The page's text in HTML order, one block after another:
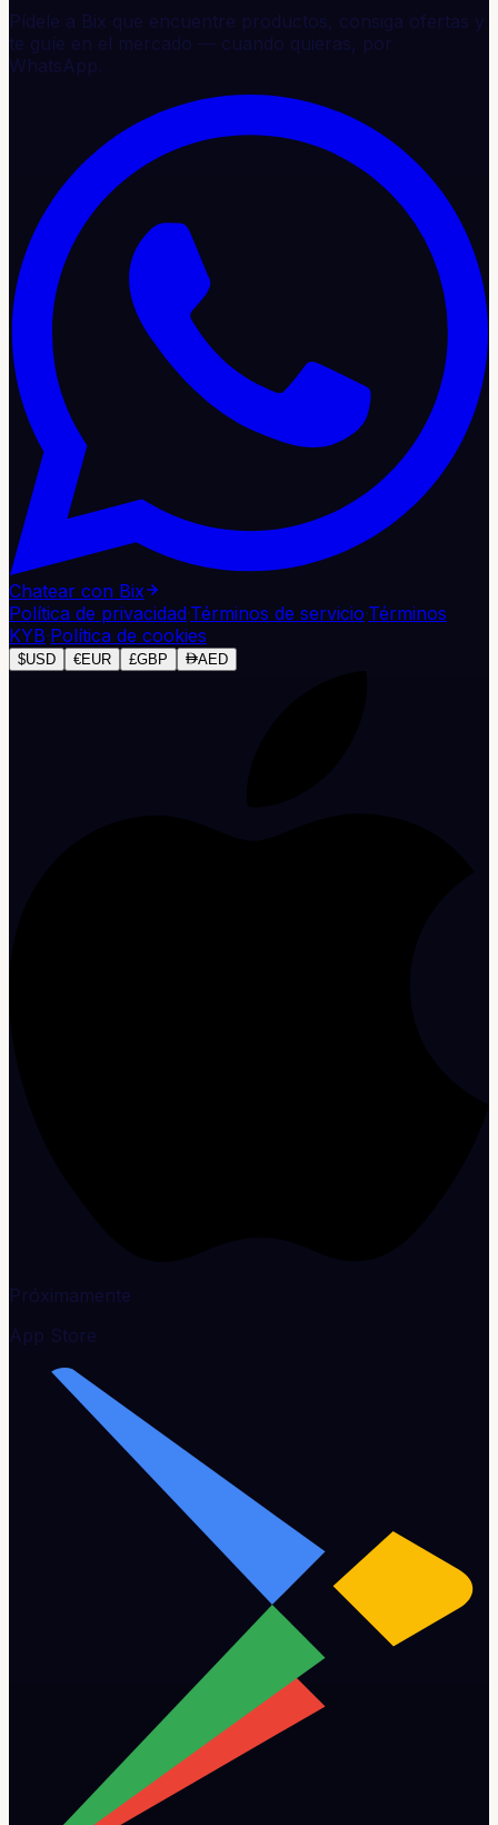
Pídele a Bix que encuentre productos, consiga ofertas y
te guíe en el mercado — cuando quieras, por
WhatsApp.
Chatear con Bix
Política de privacidad·Términos de servicio·Términos
KYB·Política de cookies
$USD €EUR £GBP AED
Próximamente
App Store